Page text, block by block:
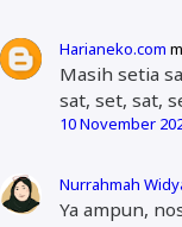
Harianeko.com
Masih setia
sat, set, sat,
10 November
Nurrahmah
Ya ampun,